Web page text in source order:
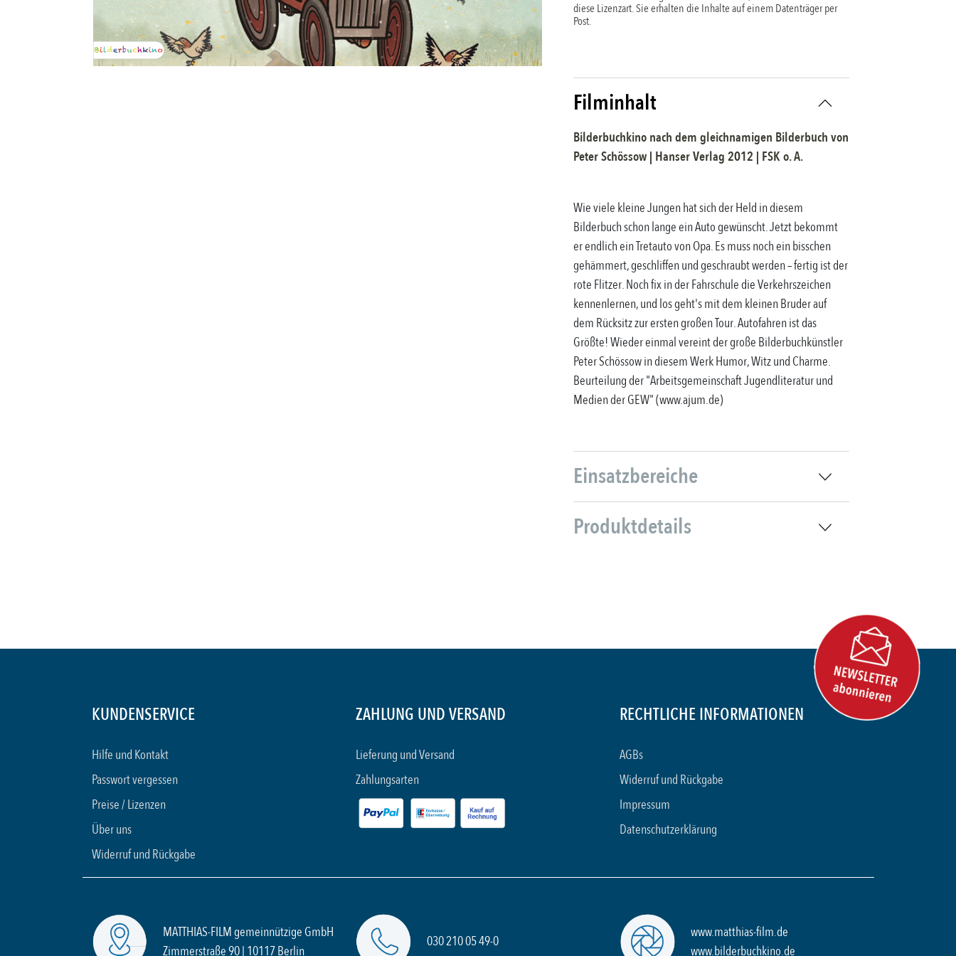
diese Lizenzart. Sie erhalten die Inhalte auf einem Datenträger per
Post.
Filminhalt
Bilderbuchkino nach dem gleichnamigen Bilderbuch von
Peter Schössow| Hanser Verlag 2012 | FSKo. A.
Wie viele kleine Jungen hat sich der Held in diesem
Bilderbuch schon lange ein Auto gewünscht. Jetzt bekommt
er endlich ein Tretauto von Opa. Es muss noch ein bisschen
gehämmert, geschliffen und geschraubt werden – fertig ist der
rote Flitzer. Noch fix in der Fahrschule die Verkehrszeichen
kennenlernen, und los geht's mit dem kleinen Bruder auf
dem Rücksitz zur ersten großen Tour. Autofahren ist das
Größte! Wieder einmal vereint der große Bilderbuchkünstler
Peter Schössow in diesem Werk Humor, Witz und Charme.
Beurteilung der "Arbeitsgemeinschaft Jugendliteratur und
Medien der GEW" (www.ajum.de)
Einsatzbereiche
Produktdetails
KUNDENSERVICE
Hilfe und Kontakt
Passwort vergessen
Preise / Lizenzen
Über uns
Widerruf und Rückgabe
ZAHLUNG UND VERSAND
Lieferung und Versand
Zahlungsarten
RECHTLICHE INFORMATIONEN
AGBs
Widerruf und Rückgabe
Impressum
Datenschutzerklärung
MATTHIAS-FILM gemeinnützige GmbH
Zimmerstraße 90 | 10117 Berlin
030 210 05 49-0
www.matthias-film.de
www.bilderbuchkino.de